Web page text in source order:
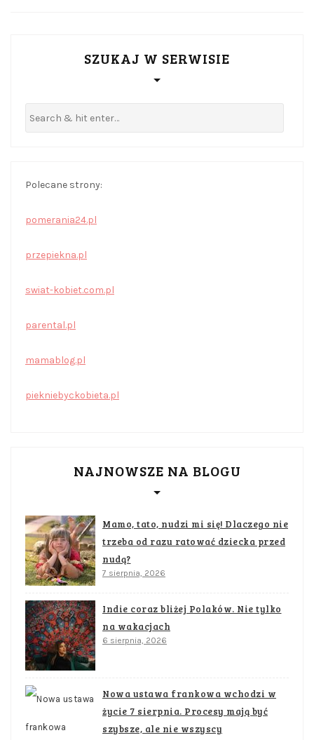
SZUKAJ W SERWISIE
Polecane strony:
pomerania24.pl
przepiekna.pl
swiat-kobiet.com.pl
parental.pl
mamablog.pl
piekniebyckobieta.pl
NAJNOWSZE NA BLOGU
Mamo, tato, nudzi mi się! Dlaczego nie
trzeba od razu ratować dziecka przed
nudą?
7 sierpnia, 2026
Indie coraz bliżej Polaków. Nie tylko
na wakacjach
6 sierpnia, 2026
Nowa ustawa frankowa wchodzi w
życie 7 sierpnia. Procesy mają być
szybsze, ale nie wszyscy